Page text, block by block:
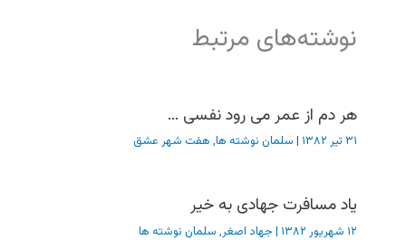
نوشته‌های مرتبط
هر دم از عمر می رود نفسی …
۳۱ تیر ۱۳۸۲ | سلمان نوشته ها, هفت شهر عشق
یاد مسافرت جهادی به خیر
۱۲ شهریور ۱۳۸۲ | جهاد اصغر, سلمان نوشته ها